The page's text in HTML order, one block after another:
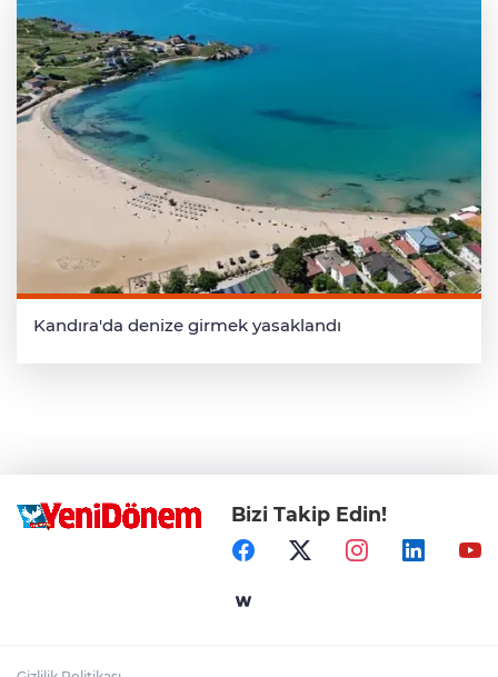
Kandıra'da denize girmek yasaklandı
Bizi Takip Edin!